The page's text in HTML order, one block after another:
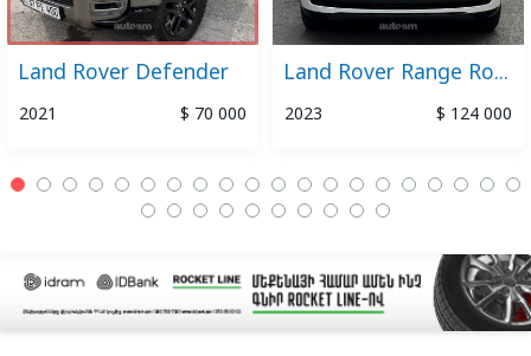
Land Rover Defender
2021 $ 70 000
Land Rover Range Rover
2023 $ 124 000